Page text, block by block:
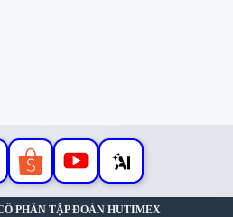
PHẦN TẬP ĐOÀN HUTIMEX